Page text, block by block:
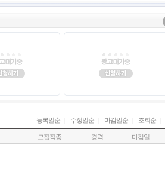
등록일순 수정일순 마감일순 조회순
모집직종 경력 마감일